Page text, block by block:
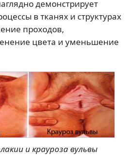
демонстрирует
в тканях и структурах
проходов,
цвета и уменьшение
и крауроза вульвы